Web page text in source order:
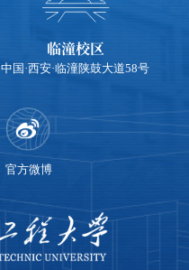
临潼校区
中国·西安·临潼陕鼓大道58号
官方微博